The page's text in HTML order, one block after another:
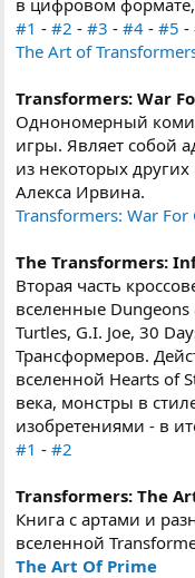
#1 -#2 -#3 -#4 -#5 -
The Art of
Transformers: War
Однономерный
игры. Являет собой
из некоторых
Алекса Ирвина.
Transformers: War For
The Transformers:
Вторая часть
вселенные Dungeons
Turtles, G.I. Joe, 30
Трансформеров.
вселенной Hearts of
века, монстры в
изобретениями - в
#1 -#2
Transformers: The
Книга с артами и
вселенной
The Art Of Prime